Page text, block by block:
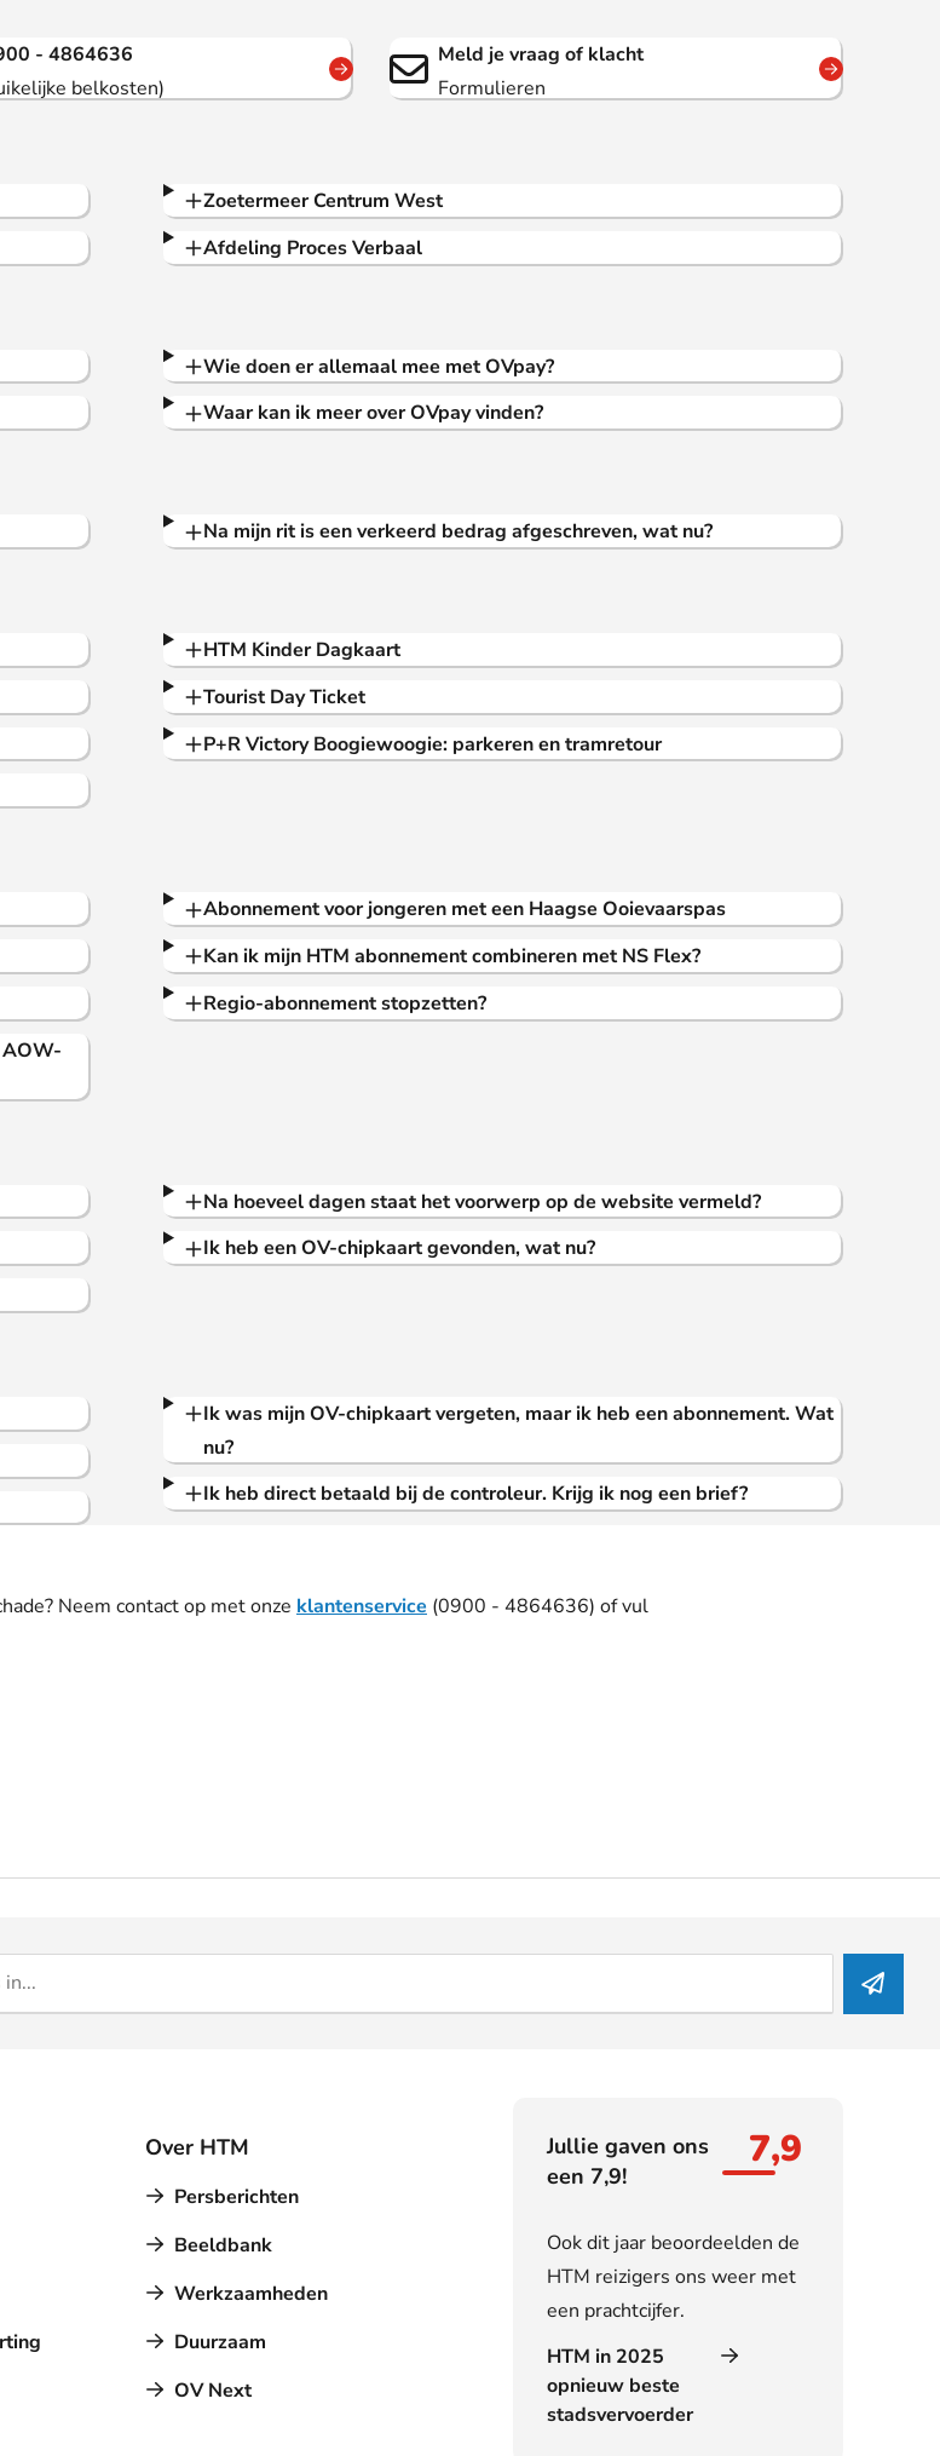
- 4864636
belkosten)
Meld je vraag of klacht
Formulieren
Zoetermeer Centrum West
Afdeling Proces Verbaal
Wie doen er allemaal mee met OVpay?
Waar kan ik meer over OVpay vinden?
Na mijn rit is een verkeerd bedrag afgeschreven, wat nu?
HTM Kinder Dagkaart
Tourist Day Ticket
P+R Victory Boogiewoogie: parkeren en tramretour
AOW-
Abonnement voor jongeren met een Haagse Ooievaarspas
Kan ik mijn HTM abonnement combineren met NS Flex?
Regio-abonnement stopzetten?
Na hoeveel dagen staat het voorwerp op de website vermeld?
Ik heb een OV-chipkaart gevonden, wat nu?
Ik was mijn OV-chipkaart vergeten, maar ik heb een abonnement. Wat
nu?
Ik heb direct betaald bij de controleur. Krijg ik nog een brief?
Neem contact op met onze klantenservice (0900 - 4864636) of vul
Over HTM
Persberichten
Beeldbank
Werkzaamheden
Duurzaam
OV Next
Jullie gaven ons
een 7,9!
7,9
Ook dit jaar beoordeelden de
HTM reizigers ons weer met
een prachtcijfer.
HTM in 2025
opnieuw beste
stadsvervoerder